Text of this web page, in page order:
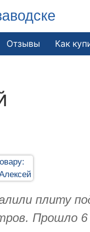
Отзывы Как
плиту
Прошло 6